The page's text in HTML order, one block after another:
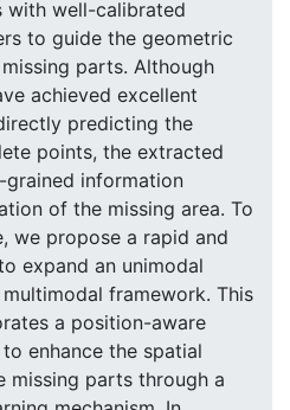
with well-calibrated
to guide the geometric
parts. Although
achieved excellent
predicting the
points, the extracted
information
of the missing area. To
we propose a rapid and
expand an unimodal
framework. This
a position-aware
enhance the spatial
missing parts through a